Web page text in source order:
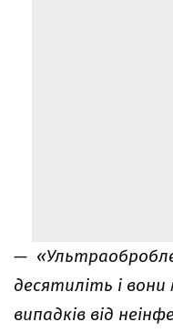
—
десятиліть і
випадків від